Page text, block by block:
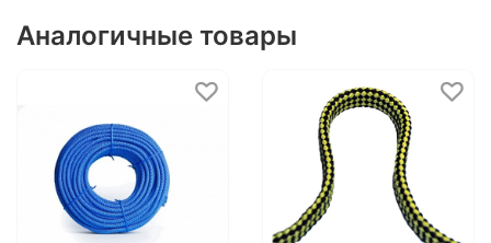
Аналогичные товары